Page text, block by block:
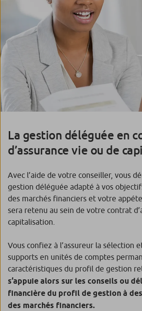
La gestion déléguée en
d’assurance vie ou de
Avec l’aide de votre conseiller, vous
gestion déléguée adapté à vos
des marchés financiers et votre
sera retenu au sein de votre contrat
capitalisation.
Vous confiez à l’assureur la sélection
supports en unités de comptes
caractéristiques du profil de gestion
s’appuie alors sur les conseils ou
financière du profil de gestion à
des marchés financiers.